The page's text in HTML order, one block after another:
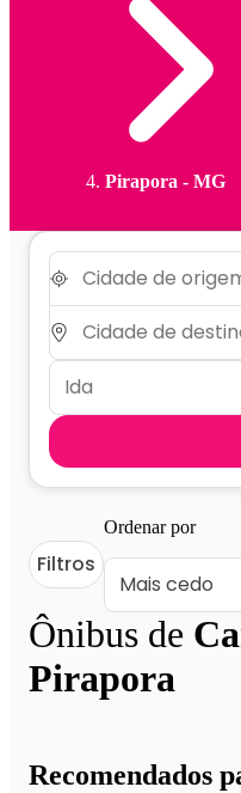
Pirapora - MG
Ônibus de
Pirapora
Filtros
Ordenar por
Recomendados